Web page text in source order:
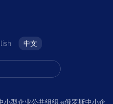
中文
型企业公共组织 «俄罗斯中小企